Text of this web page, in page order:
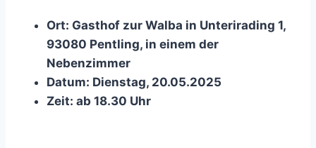
Ort: Gasthof zur Walba in Unterirading 1,
93080 Pentling, in einem der
Nebenzimmer
Datum: Dienstag, 20.05.2025
Zeit: ab 18.30 Uhr